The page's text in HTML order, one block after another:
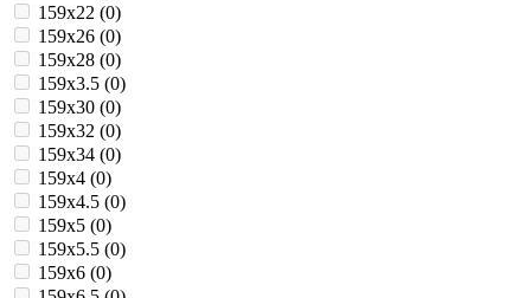
159х22 (0)
159х26 (0)
159х28 (0)
159х3.5 (0)
159х30 (0)
159х32 (0)
159х34 (0)
159х4 (0)
159х4.5 (0)
159х5 (0)
159х5.5 (0)
159х6 (0)